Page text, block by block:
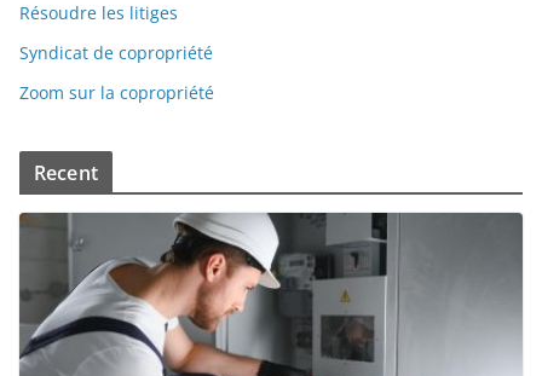
Résoudre les litiges
Syndicat de copropriété
Zoom sur la copropriété
Recent